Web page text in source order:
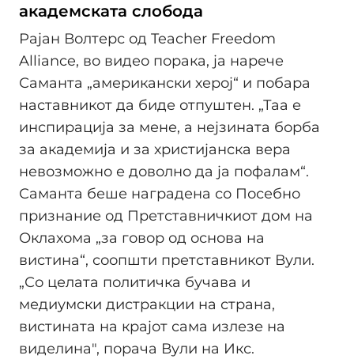
академската слобода
Рајан Волтерс од Teacher Freedom
Alliance, во видео порака, ја нарече
Саманта „американски херој“ и побара
наставникот да биде отпуштен. „Таа е
инспирација за мене, а нејзината борба
за академија и за христијанска вера
невозможно е доволно да ја пофалам“.
Саманта беше наградена со Посебно
признание од Претставничкиот дом на
Оклахома „за говор од основа на
вистина“, соопшти претставникот Вули.
„Со целата политичка бучава и
медиумски дистракции на страна,
вистината на крајот сама излезе на
виделина", порача Вули на Икс.